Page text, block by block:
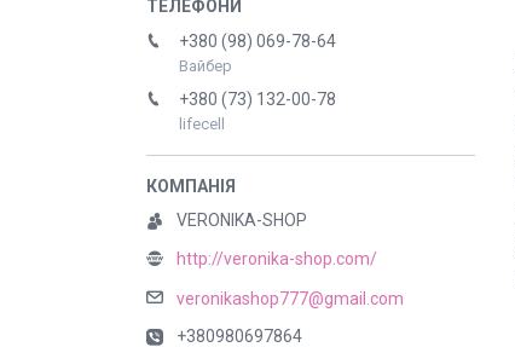
+380 (98) 069-78-64
Вайбер
+380 (73) 132-00-78
lifecell
VERONIKA-SHOP
http://veronika-shop.com/
veronikashop777@gmail.com
+380980697864